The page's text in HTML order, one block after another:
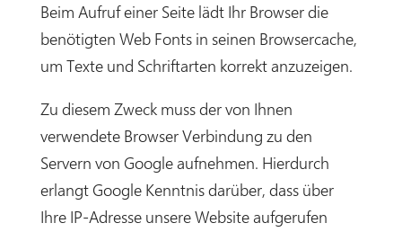
Beim Aufruf einer Seite lädt Ihr Browser die
benötigten Web Fonts in seinen Browsercache,
um Texte und Schriftarten korrekt anzuzeigen.
Zu diesem Zweck muss der von Ihnen
verwendete Browser Verbindung zu den
Servern von Google aufnehmen. Hierdurch
erlangt Google Kenntnis darüber, dass über
Ihre IP-Adresse unsere Website aufgerufen